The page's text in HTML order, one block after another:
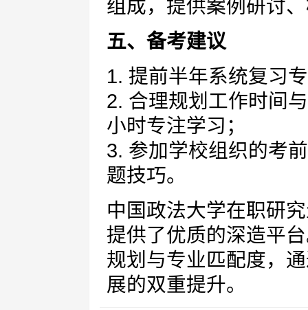
组成，提供案例研讨
五、备考建议
1. 提前半年系统复习
2. 合理规划工作时间
小时专注学习；
3. 参加学校组织的考
题技巧。
中国政法大学在职研
提供了优质的深造平
规划与专业匹配度，
展的双重提升。